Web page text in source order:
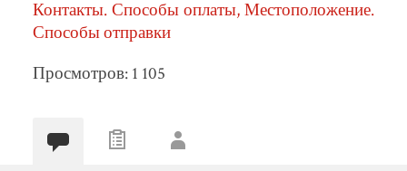
Контакты. Способы оплаты, Местоположение.
Способы отправки
Просмотров: 1 105